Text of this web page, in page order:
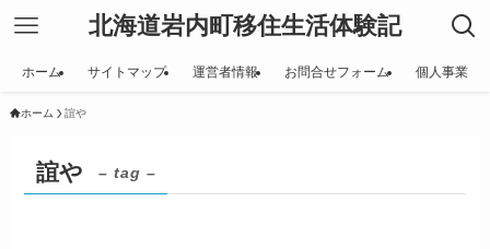
北海道岩内町移住生活体験記
ホーム サイトマップ 運営者情報 お問合せフォーム 個人事業
ホーム 誼や
誼や – tag –